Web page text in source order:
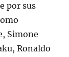
por sus
Simone
Ronaldo